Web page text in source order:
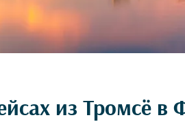
из Тромсё